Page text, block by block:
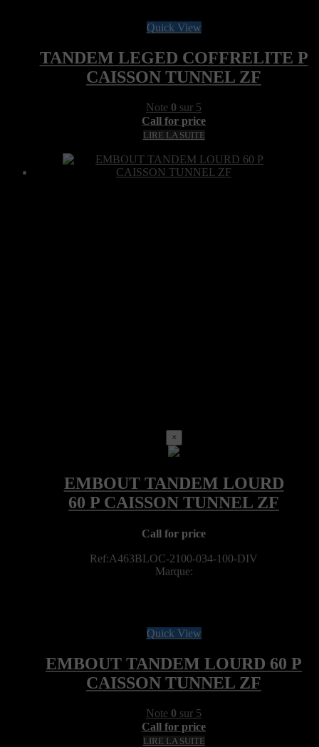
Quick View
TANDEM LEGED COFFRELITE P
CAISSON TUNNEL ZF
Note 0 sur 5
Call for price
LIRE LA SUITE
×
Call for price
Ref:A463BLOC-2100-034-100-DIV
Marque:
Quick View
EMBOUT TANDEM LOURD 60 P
CAISSON TUNNEL ZF
Note 0 sur 5
Call for price
LIRE LA SUITE